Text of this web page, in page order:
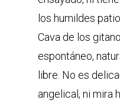
los humildes
Cava de los
espontáneo,
libre. No es
angelical, ni mira